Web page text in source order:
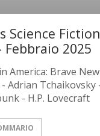
Science Fiction
Febbraio 2025
America: Brave New
Adrian Tchaikovsky
- H.P. Lovecraft